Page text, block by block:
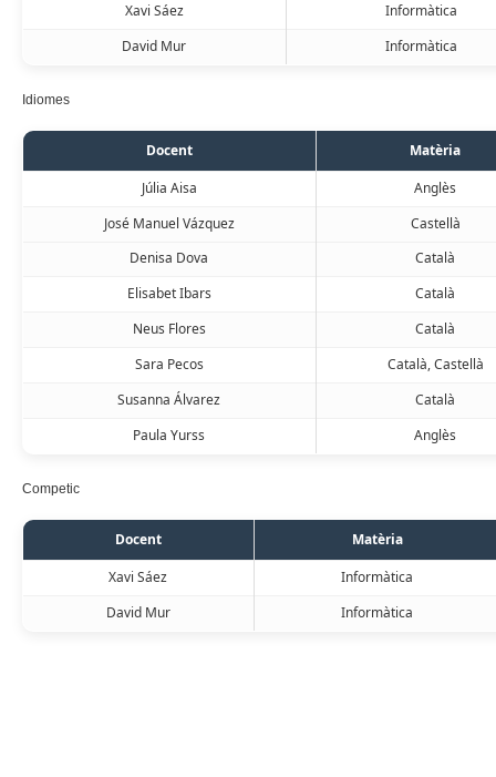
Xavi Sáez
Informàtica
David Mur
Informàtica
Idiomes
Docent
Matèria
Júlia Aisa
Anglès
José Manuel Vázquez
Castellà
Denisa Dova
Català
Elisabet Ibars
Català
Neus Flores
Català
Sara Pecos
Català, Castellà
Susanna Álvarez
Català
Paula Yurss
Anglès
Competic
Docent
Matèria
Xavi Sáez
Informàtica
David Mur
Informàtica